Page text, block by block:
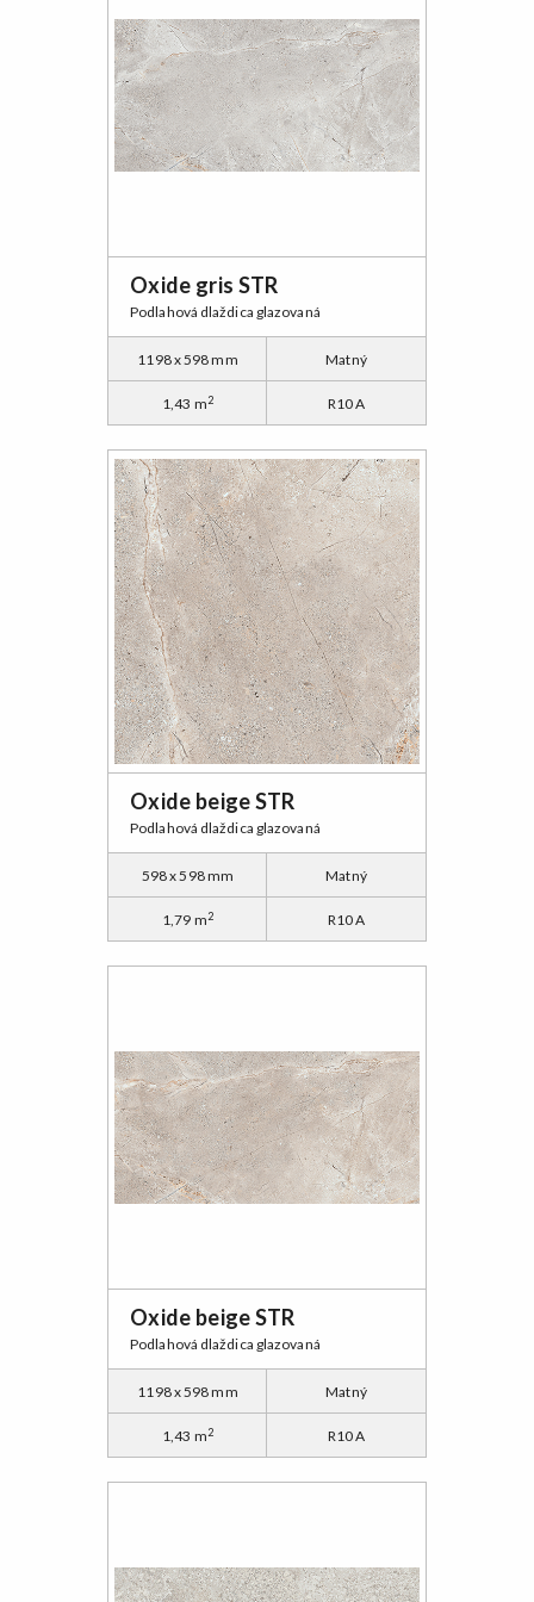
Oxide gris STR
Podlahová dlaždica glazovaná
1198 x 598 mm Matný
1,43 m2 R10 A
Oxide beige STR
Podlahová dlaždica glazovaná
598 x 598 mm Matný
1,79 m2 R10 A
Oxide beige STR
Podlahová dlaždica glazovaná
1198 x 598 mm Matný
1,43 m2 R10 A